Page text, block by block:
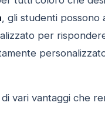
, gli studenti possono
per
vari vantaggi che